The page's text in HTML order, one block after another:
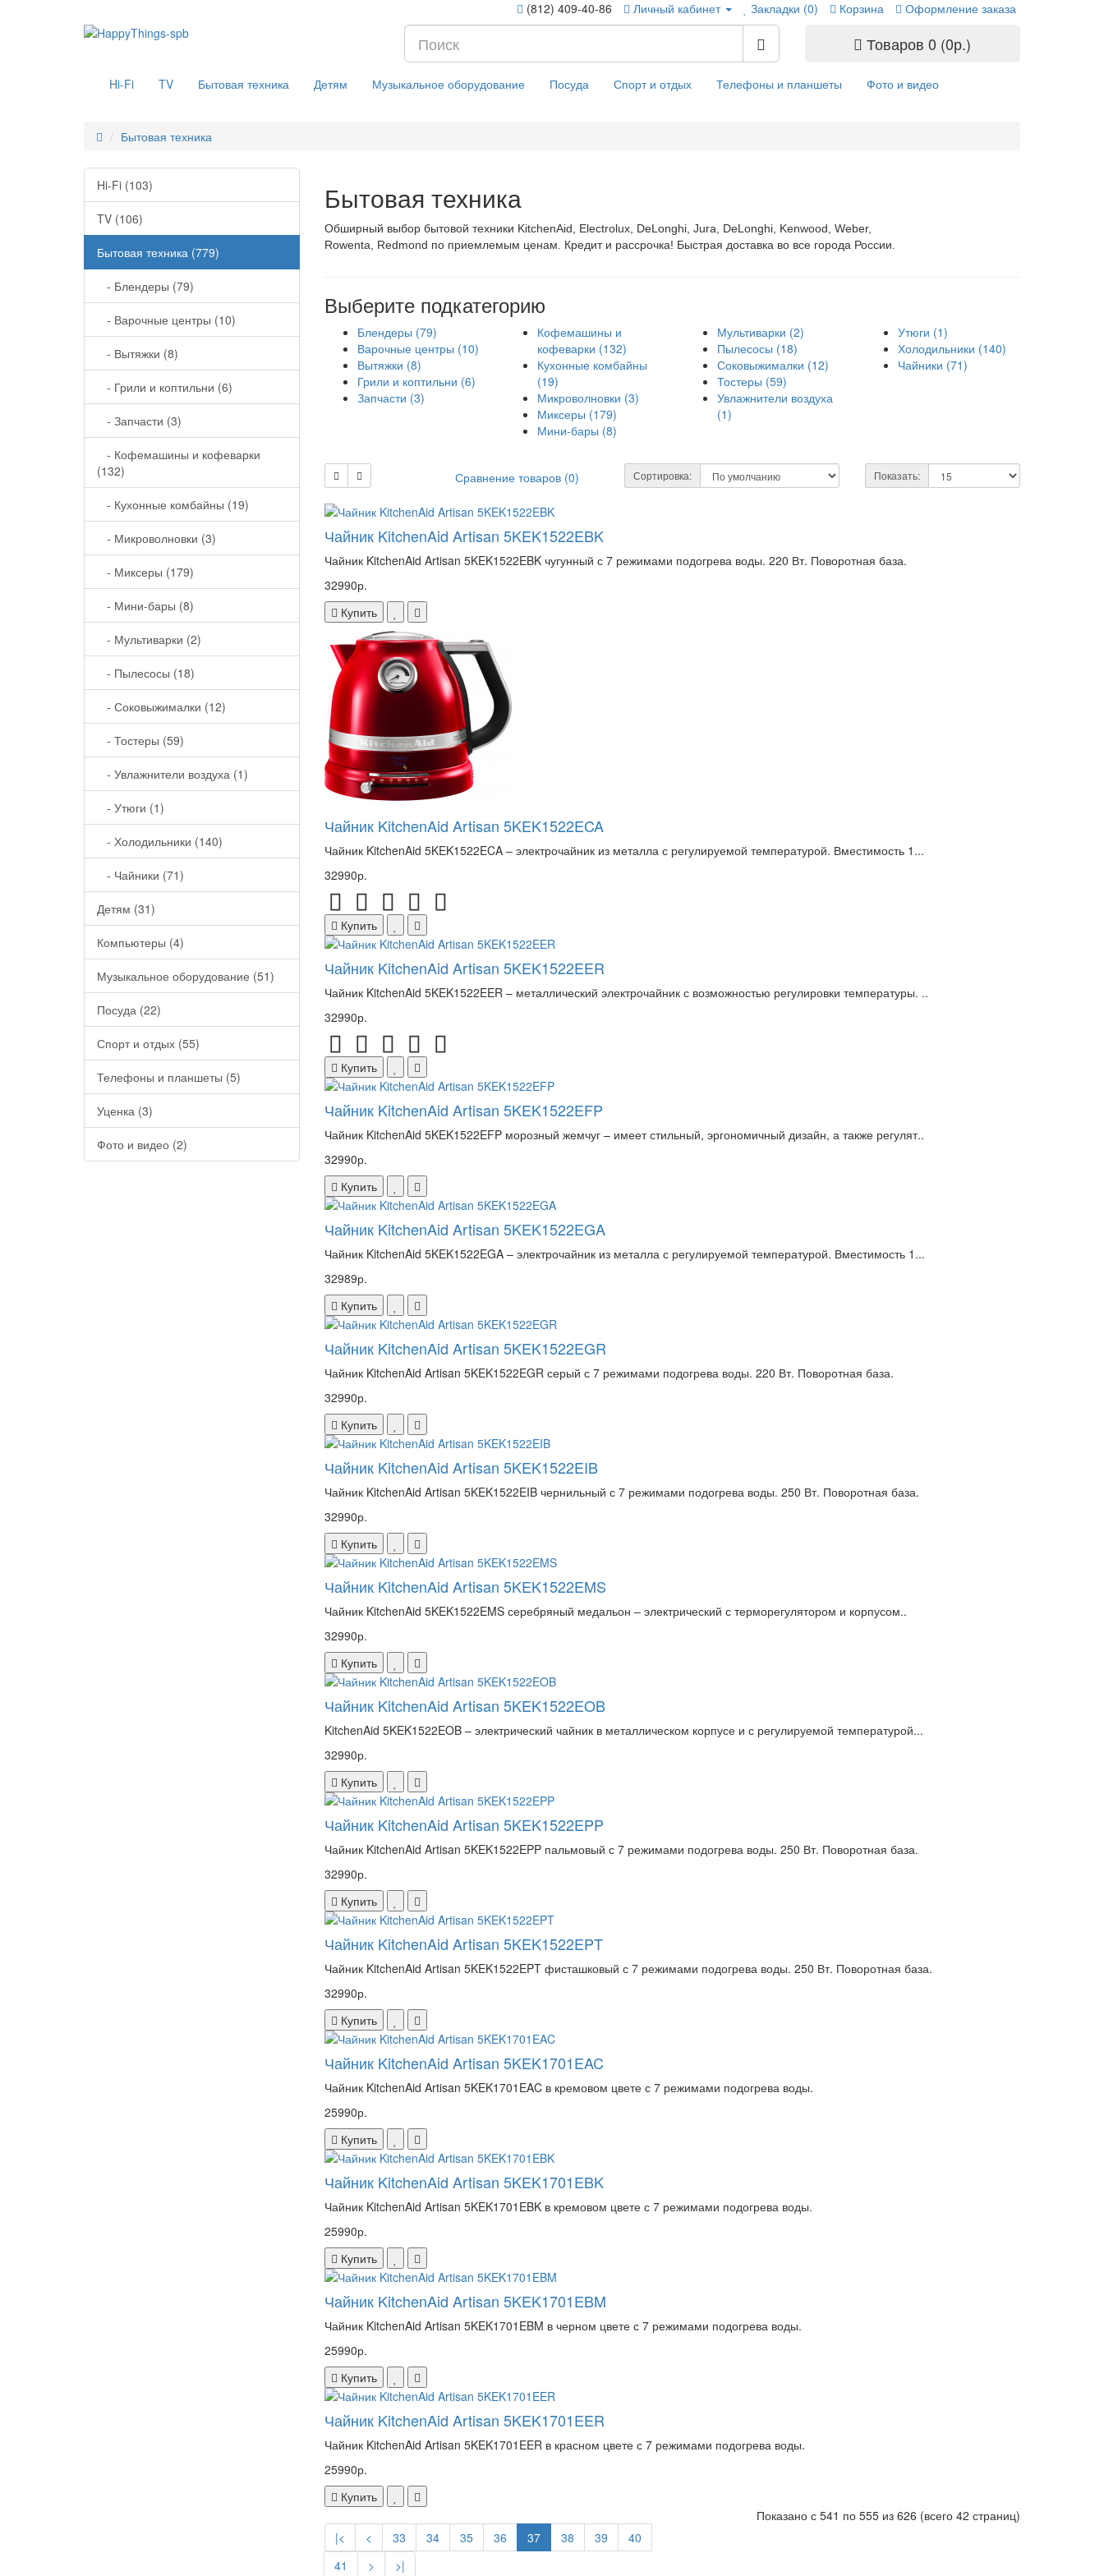
(812) 409-40-86 Личный кабинет Закладки (0) Корзина Оформление заказа
Товаров 0 (0р.)
Hi-Fi TV Бытовая техника Детям Музыкальное оборудование Посуда Спорт и отдых Телефоны и планшеты Фото и видео
Бытовая техника
Hi-Fi (103)
TV (106)
Бытовая техника (779)
- Блендеры (79)
- Варочные центры (10)
- Вытяжки (8)
- Грили и коптильни (6)
- Запчасти (3)
- Кофемашины и кофеварки
(132)
- Кухонные комбайны (19)
- Микроволновки (3)
- Миксеры (179)
- Мини-бары (8)
- Мультиварки (2)
- Пылесосы (18)
- Соковыжималки (12)
- Тостеры (59)
- Увлажнители воздуха (1)
- Утюги (1)
- Холодильники (140)
- Чайники (71)
Детям (31)
Компьютеры (4)
Музыкальное оборудование (51)
Посуда (22)
Спорт и отдых (55)
Телефоны и планшеты (5)
Уценка (3)
Фото и видео (2)
Бытовая техника
Обширный выбор бытовой техники KitchenAid, Electrolux, DeLonghi, Jura, DeLonghi, Kenwood, Weber,
Rowenta, Redmond по приемлемым ценам. Кредит и рассрочка! Быстрая доставка во все города России.
Выберите подкатегорию
Блендеры (79)
Варочные центры (10)
Вытяжки (8)
Грили и коптильни (6)
Запчасти (3)
Кофемашины и
кофеварки (132)
Кухонные комбайны
(19)
Микроволновки (3)
Миксеры (179)
Мини-бары (8)
Мультиварки (2)
Пылесосы (18)
Соковыжималки (12)
Тостеры (59)
Увлажнители воздуха
(1)
Утюги (1)
Холодильники (140)
Чайники (71)
Сравнение товаров (0) Сортировка: Показать:
Чайник KitchenAid Artisan 5KEK1522EBK
Чайник KitchenAid Artisan 5KEK1522EBK чугунный с 7 режимами подогрева воды. 220 Вт. Поворотная база.
32990р.
Купить
Чайник KitchenAid Artisan 5KEK1522ECA
Чайник KitchenAid 5KEK1522ECA – электрочайник из металла с регулируемой температурой. Вместимость 1...
32990р.
Купить
Чайник KitchenAid Artisan 5KEK1522EER
Чайник KitchenAid 5KEK1522EER – металлический электрочайник с возможностью регулировки температуры. ..
32990р.
Купить
Чайник KitchenAid Artisan 5KEK1522EFP
Чайник KitchenAid 5KEK1522EFP морозный жемчуг – имеет стильный, эргономичный дизайн, а также регулят..
32990р.
Купить
Чайник KitchenAid Artisan 5KEK1522EGA
Чайник KitchenAid 5KEK1522EGA – электрочайник из металла с регулируемой температурой. Вместимость 1...
32989р.
Купить
Чайник KitchenAid Artisan 5KEK1522EGR
Чайник KitchenAid Artisan 5KEK1522EGR серый с 7 режимами подогрева воды. 220 Вт. Поворотная база.
32990р.
Купить
Чайник KitchenAid Artisan 5KEK1522EIB
Чайник KitchenAid Artisan 5KEK1522EIB чернильный с 7 режимами подогрева воды. 250 Вт. Поворотная база.
32990р.
Купить
Чайник KitchenAid Artisan 5KEK1522EMS
Чайник KitchenAid 5KEK1522EMS серебряный медальон – электрический с терморегулятором и корпусом..
32990р.
Купить
Чайник KitchenAid Artisan 5KEK1522EOB
KitchenAid 5KEK1522EOB – электрический чайник в металлическом корпусе и с регулируемой температурой...
32990р.
Купить
Чайник KitchenAid Artisan 5KEK1522EPP
Чайник KitchenAid Artisan 5KEK1522EPP пальмовый с 7 режимами подогрева воды. 250 Вт. Поворотная база.
32990р.
Купить
Чайник KitchenAid Artisan 5KEK1522EPT
Чайник KitchenAid Artisan 5KEK1522EPT фисташковый с 7 режимами подогрева воды. 250 Вт. Поворотная база.
32990р.
Купить
Чайник KitchenAid Artisan 5KEK1701EAC
Чайник KitchenAid Artisan 5KEK1701EAC в кремовом цвете с 7 режимами подогрева воды.
25990р.
Купить
Чайник KitchenAid Artisan 5KEK1701EBK
Чайник KitchenAid Artisan 5KEK1701EBK в кремовом цвете с 7 режимами подогрева воды.
25990р.
Купить
Чайник KitchenAid Artisan 5KEK1701EBM
Чайник KitchenAid Artisan 5KEK1701EBM в черном цвете с 7 режимами подогрева воды.
25990р.
Купить
Чайник KitchenAid Artisan 5KEK1701EER
Чайник KitchenAid Artisan 5KEK1701EER в красном цвете с 7 режимами подогрева воды.
25990р.
Купить
|< < 33 34 35 36 37 38 39
40
41
> >|
Показано с 541 по 555 из 626 (всего 42 страниц)